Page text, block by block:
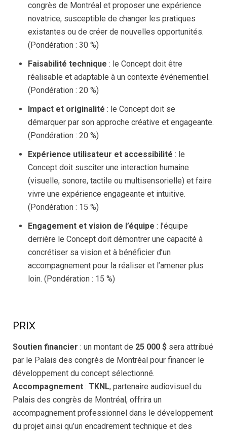
congrès de Montréal et proposer une expérience
novatrice, susceptible de changer les pratiques
existantes ou de créer de nouvelles opportunités.
(Pondération : 30 %)
Faisabilité technique : le Concept doit être
réalisable et adaptable à un contexte événementiel.
(Pondération : 20 %)
Impact et originalité : le Concept doit se
démarquer par son approche créative et engageante.
(Pondération : 20 %)
Expérience utilisateur et accessibilité : le
Concept doit susciter une interaction humaine
(visuelle, sonore, tactile ou multisensorielle) et faire
vivre une expérience engageante et intuitive.
(Pondération : 15 %)
Engagement et vision de l’équipe : l’équipe
derrière le Concept doit démontrer une capacité à
concrétiser sa vision et à bénéficier d’un
accompagnement pour la réaliser et l’amener plus
loin. (Pondération : 15 %)
PRIX
Soutien financier : un montant de 25 000 $ sera attribué
par le Palais des congrès de Montréal pour financer le
développement du concept sélectionné.
Accompagnement : TKNL, partenaire audiovisuel du
Palais des congrès de Montréal, offrira un
accompagnement professionnel dans le développement
du projet ainsi qu’un encadrement technique et des